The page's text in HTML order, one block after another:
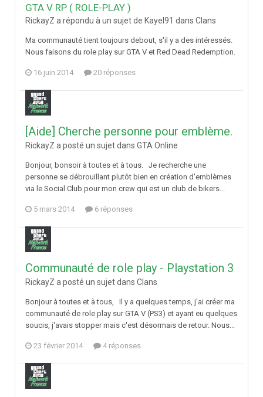
GTA V RP ( ROLE-PLAY )
RickayZ a répondu à un sujet de Kayel91 dans Clans
Ma communauté tient toujours debout, s'il y a des intéressés.
Nous faisons du role play sur GTA V et Red Dead Redemption.
16 juin 2014 20 réponses
[Aide] Cherche personne pour emblème.
RickayZ a posté un sujet dans GTA Online
Bonjour, bonsoir à toutes et à tous. Je recherche une
personne se débrouillant plutôt bien en création d'emblèmes
via le Social Club pour mon crew qui est un club de bikers...
5 mars 2014 6 réponses
Communauté de role play - Playstation 3
RickayZ a posté un sujet dans Clans
Bonjour à toutes et à tous, Il y a quelques temps, j'ai créer ma
communauté de role play sur GTA V (PS3) et ayant eu quelques
soucis, j'avais stopper mais c'est désormais de retour. Nous...
23 février 2014 4 réponses